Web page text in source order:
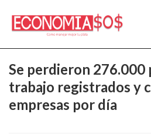
Se perdieron 276.000
trabajo registrados y
empresas por día